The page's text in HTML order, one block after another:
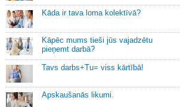
Kāda ir tava loma kolektīvā?
Kāpēc mums tieši jūs vajadzētu
pieņemt darbā?
Tavs darbs+Tu= viss kārtībā!
Apskaušanās likumi.